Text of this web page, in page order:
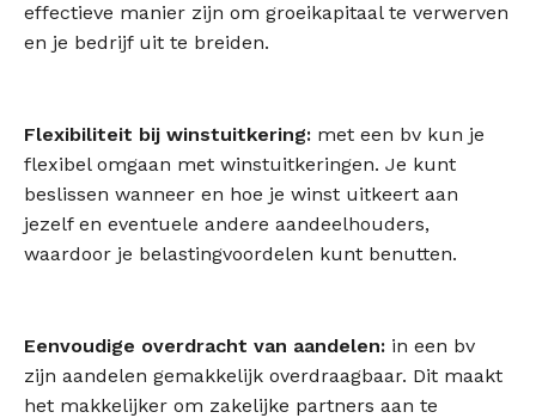
effectieve manier zijn om groeikapitaal te verwerven
en je bedrijf uit te breiden.
Flexibiliteit bij winstuitkering: met een bv kun je
flexibel omgaan met winstuitkeringen. Je kunt
beslissen wanneer en hoe je winst uitkeert aan
jezelf en eventuele andere aandeelhouders,
waardoor je belastingvoordelen kunt benutten.
Eenvoudige overdracht van aandelen: in een bv
zijn aandelen gemakkelijk overdraagbaar. Dit maakt
het makkelijker om zakelijke partners aan te